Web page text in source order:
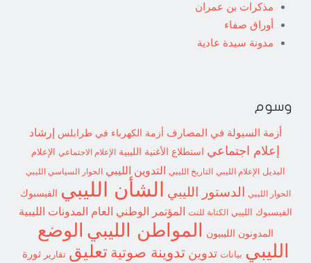
مذكرات بن عمران
أوراق صفاء
مدونة سيدة عادية
وسوم
أزمة السيولة في المصارف أزمة الكهرباء في طرابلس إرشاد
إعلام اجتماعي استطلاع الأغنية الليبية الإعلام الاجتماعي
الإعلام
البديل الإعلام الليبي التاريخ الليبي التدوين الليبي الحوار السياسي الليبي
الحوار الليبي الدستور الليبي الشأن الليبي الفيسبوك
الفيسبوك الليبي الكتابة للنت المؤتمر الوطني العام المدونات الليبية
المدونون الليبيون المواطن الليبي الوضع
الليبي بيانات تدوين تدوينة صوتية تعليق تقارير
ثورة